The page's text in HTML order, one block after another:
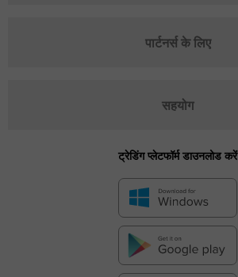
पार्टनर्स के लिए
सहयोग
ट्रेडिंग प्लेटफॉर्म डाउनलोड करें